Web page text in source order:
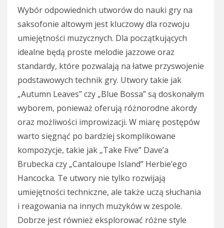
Wybór odpowiednich utworów do nauki gry na
saksofonie altowym jest kluczowy dla rozwoju
umiejętności muzycznych. Dla początkujących
idealne będą proste melodie jazzowe oraz
standardy, które pozwalają na łatwe przyswojenie
podstawowych technik gry. Utwory takie jak
„Autumn Leaves” czy „Blue Bossa” są doskonałym
wyborem, ponieważ oferują różnorodne akordy
oraz możliwości improwizacji. W miarę postępów
warto sięgnąć po bardziej skomplikowane
kompozycje, takie jak „Take Five” Dave’a
Brubecka czy „Cantaloupe Island” Herbie’ego
Hancocka. Te utwory nie tylko rozwijają
umiejętności techniczne, ale także uczą słuchania
i reagowania na innych muzyków w zespole.
Dobrze jest również eksplorować różne style